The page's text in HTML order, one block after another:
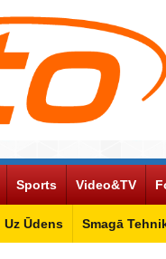
Uz Ūdens Smagā
Sports Video&TV